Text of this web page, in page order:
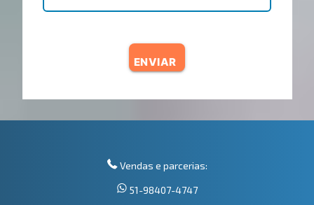
ENVIAR
Vendas e parcerias:
51-98407-4747